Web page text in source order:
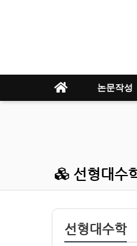
논문작성
선형대수
선형대수학